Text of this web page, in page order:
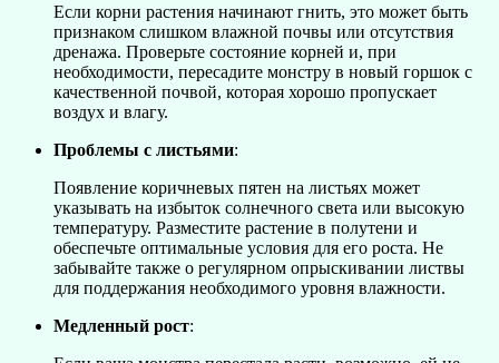
Если корни растения начинают гнить, это может быть
признаком слишком влажной почвы или отсутствия
дренажа. Проверьте состояние корней и, при
необходимости, пересадите монстру в новый горшок с
качественной почвой, которая хорошо пропускает
воздух и влагу.
Проблемы с листьями:
Появление коричневых пятен на листьях может
указывать на избыток солнечного света или высокую
температуру. Разместите растение в полутени и
обеспечьте оптимальные условия для его роста. Не
забывайте также о регулярном опрыскивании листвы
для поддержания необходимого уровня влажности.
Медленный рост: